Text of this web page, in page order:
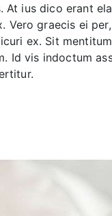
ius dico erant
graecis ei
ex. Sit
Id vis indoctum